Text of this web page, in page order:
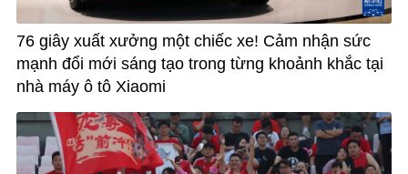
76 giây xuất xưởng một chiếc xe! Cảm nhận sức
mạnh đổi mới sáng tạo trong từng khoảnh khắc tại
nhà máy ô tô Xiaomi